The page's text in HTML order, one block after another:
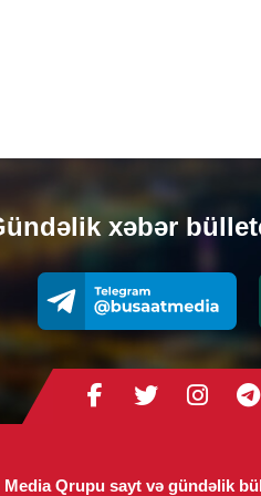
xəbər
Qrupu sayt və gündəlik